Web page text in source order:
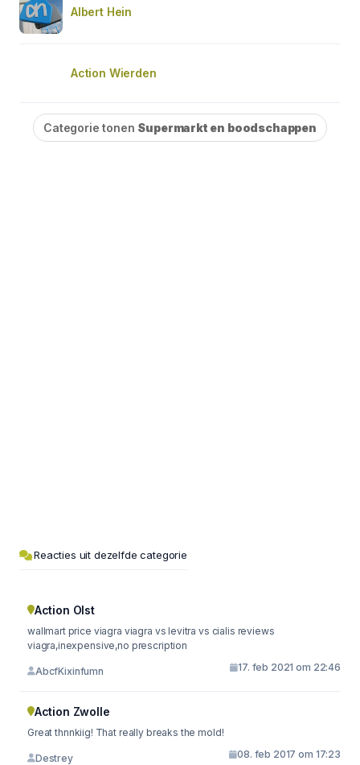
Albert Hein
Action Wierden
Categorie tonen Supermarkt en boodschappen
Reacties uit dezelfde categorie
Action Olst
wallmart price viagra viagra vs levitra vs cialis reviews
viagra,inexpensive,no prescription
AbcfKixinfumn 17. feb 2021 om 22:46
Action Zwolle
Great thnnkiig! That really breaks the mold!
Destrey 08. feb 2017 om 17:23